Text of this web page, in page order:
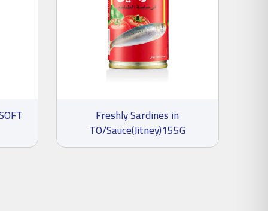
Freshly Sardines in
TO/Sauce(Jitney)155G